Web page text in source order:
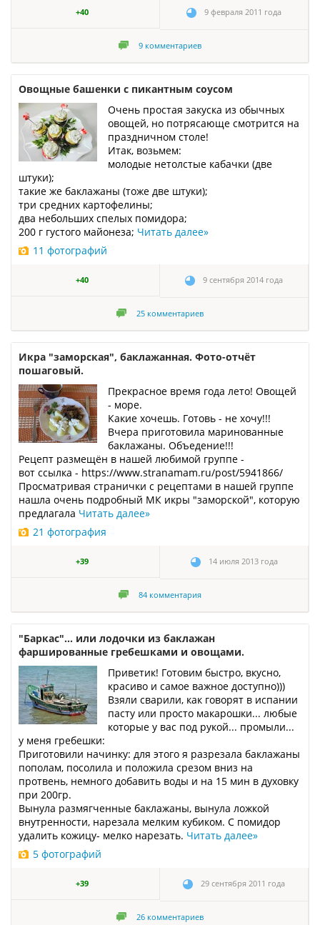
+40 9 февраля 2011 года
9 комментариев
Овощные башенки с пикантным соусом
Очень простая закуска из обычных
овощей, но потрясающе смотрится на
праздничном столе!
Итак, возьмем:
молодые нетолстые кабачки (две
штуки);
такие же баклажаны (тоже две штуки);
три средних картофелины;
два небольших спелых помидора;
200 г густого майонеза; Читать далее»
11 фотографий
+40 9 сентября 2014 года
25 комментариев
Икра "заморская", баклажанная. Фото-отчёт
пошаговый.
Прекрасное время года лето! Овощей
- море.
Какие хочешь. Готовь - не хочу!!!
Вчера приготовила маринованные
баклажаны. Объедение!!!
Рецепт размещён в нашей любимой группе -
вот ссылка - https://www.stranamam.ru/post/5941866/
Просматривая странички с рецептами в нашей группе
нашла очень подробный МК икры "заморской", которую
предлагала Читать далее»
21 фотография
+39 14 июля 2013 года
84 комментария
"Баркас"... или лодочки из баклажан
фаршированные гребешками и овощами.
Приветик! Готовим быстро, вкусно,
красиво и самое важное доступно)))
Взяли сварили, как говорят в испании
пасту или просто макарошки... любые
которые у вас под рукой... промыли...
у меня гребешки:
Приготовили начинку: для этого я разрезала баклажаны
пополам, посолила и положила срезом вниз на
протвень, немного добавить воды и на 15 мин в духовку
при 200гр.
Вынула размягченные баклажаны, вынула ложкой
внутренности, нарезала мелким кубиком. С помидор
удалить кожицу- мелко нарезать. Читать далее»
5 фотографий
+39 29 сентября 2011 года
26 комментариев